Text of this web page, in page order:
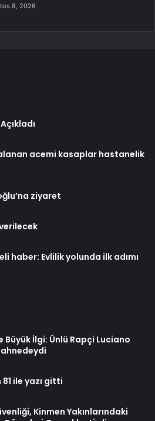
8, 2026
acemi kasaplar hastanelik
ziyaret
haber: Evlilik yolunda ilk adımı
Büyük İlgi: Ünlü Rapçi Luciano
81 ile yazı gitti
Kinmen Yakınlarındaki